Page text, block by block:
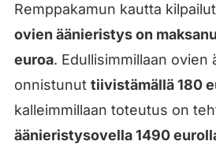
Remppakamun kautta
ovien äänieristys on
euroa. Edullisimmillaan ovien
onnistunut tiivistämällä 180
kalleimmillaan toteutus on
äänieristysovella 1490